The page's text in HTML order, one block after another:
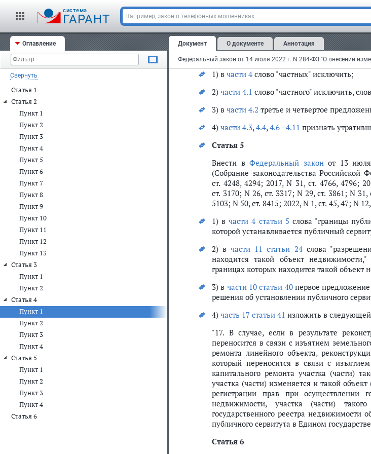
cистема
ГАРАНТ Например, закон о телефонных мошенниках
Оглавление
Свернуть
Статья 1
Статья 2
Пункт 1
Пункт 2
Пункт 3
Пункт 4
Пункт 5
Пункт 6
Пункт 7
Пункт 8
Пункт 9
Пункт 10
Пункт 11
Пункт 12
Пункт 13
Статья 3
Пункт 1
Пункт 2
Статья 4
Пункт 1
Пункт 2
Пункт 3
Пункт 4
Статья 5
Пункт 1
Пункт 2
Пункт 3
Пункт 4
Статья 6
Документ О документе Аннотация
Федеральный закон от 14 июля 2022 г. N 284-ФЗ "О внесении
Статья 4
Внести встатью 25Федерального закона
деятельности в Российской Федерации
Федерации" (Собрание законодательства
ст. 3582; 2011, N 29, ст. 4284; 2016, N 27,
1) в части 4 слово "частных" исключить;
2) части 4.1 слово "частного" исключить,
3) в части 4.2 третье и четвертое
4) части 4.3,4.4,4.6 - 4.11 признать
Статья 5
Внести вФедеральный законот 13 июля
(Собрание законодательства
ст. 4248, 4294; 2017, N 31, ст. 4766, 4796;
ст. 3170; N 26, ст. 3317; N 29, ст. 3861; N
5103; N 50, ст. 8415; 2022, N 1, ст. 45, 47; N
1) вчасти 4 статьи 5 слова "границы
которой устанавливается публичный
2) вчасти 11 статьи 24слова
находится такой объект
границах которых находится такой объект
3) в части 10 статьи 40первое предложение
решения об установлении публичного
4) часть 17 статьи 41 изложить в
"17. В случае, если в результате
переносится в связи с изъятием
ремонта линейного объекта,
который переносится в связи с
капитального ремонта участка (части)
участка (части) изменяется и такой
регистрации прав при осуществлении
недвижимости, участка (части)
государственного реестра недвижимости
публичного сервитута в Едином
Статья 6